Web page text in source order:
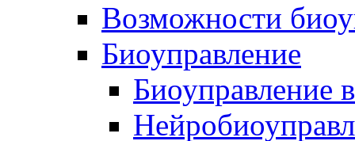
Возможности
Биоуправление
Биоуправление